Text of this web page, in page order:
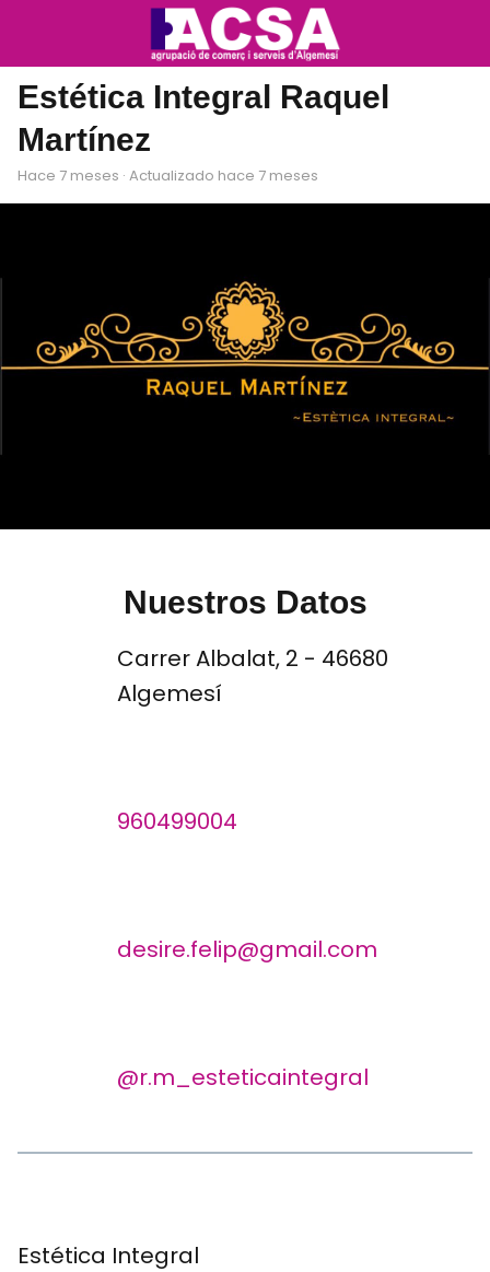
Estética Integral Raquel
Martínez
hace 7 meses · Actualizado hace 7 meses
Nuestros Datos
Carrer Albalat, 2 - 46680
Algemesí
960499004
desire.felip@gmail.com
@r.m_esteticaintegral
Estética Integral